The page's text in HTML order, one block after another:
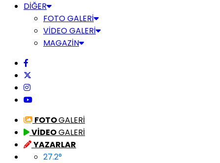
DİĞER
FOTO GALERİ
VİDEO GALERİ
MAGAZİN
FOTOGALERİ
VİDEOGALERİ
YAZARLAR
27.2°